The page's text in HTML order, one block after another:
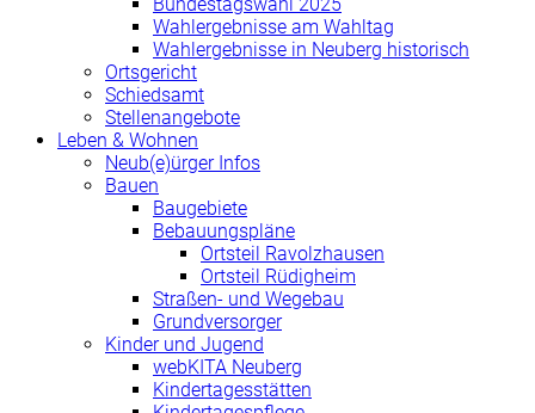
Wahlergebnisse am Wahltag
Wahlergebnisse in Neuberg historisch
Ortsgericht
Schiedsamt
Stellenangebote
Leben & Wohnen
Neub(e)ürger Infos
Bauen
Baugebiete
Bebauungspläne
Ortsteil Ravolzhausen
Ortsteil Rüdigheim
Straßen- und Wegebau
Grundversorger
Kinder und Jugend
webKITA Neuberg
Kindertagesstätten